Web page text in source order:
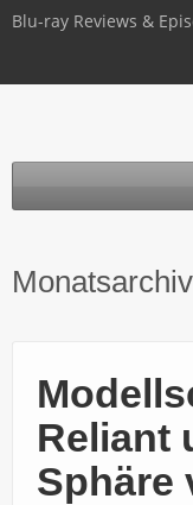
Blu-ray Reviews &
TNG
Kinofilme
Blu-ray / 4K
Über uns
Reliant
Sphäre